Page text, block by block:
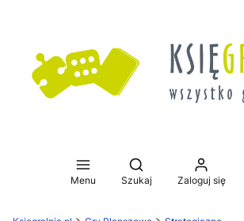
Menu
Otwórz wyszukiwarkę
Szukaj Zaloguj się